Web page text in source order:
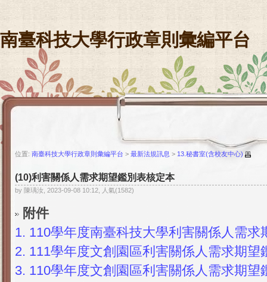
南臺科技大學行政章則彙編平台
位置: 南臺科技大學行政章則彙編平台 > 最新法規訊息 > 13.秘書室(含校友中心)
(10)利害關係人需求期望鑑別表核定本
by 陳瑀汝, 2023-09-08 10:12, 人氣(1582)
附件
1. 110學年度南臺科技大學利害關係人需求
2. 111學年度文創園區利害關係人需求期望
3. 110學年度文創園區利害關係人需求期望